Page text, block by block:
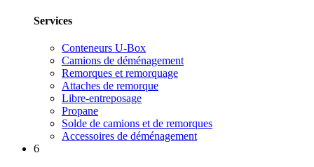
Services
Conteneurs U-Box
Camions de déménagement
Remorques et remorquage
Attaches de remorque
Libre-entreposage
Propane
Solde de camions et de remorques
Accessoires de déménagement
6